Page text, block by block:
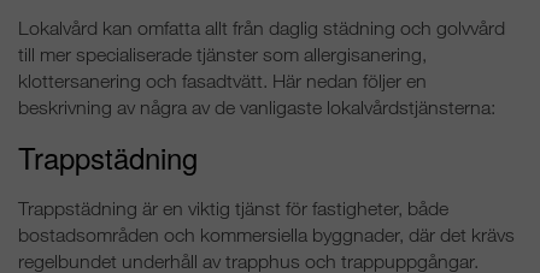
Lokalvård kan omfatta allt från daglig städning och golvvård
till mer specialiserade tjänster som allergisanering,
klottersanering och fasadtvätt. Här nedan följer en
beskrivning av några av de vanligaste lokalvårdstjänsterna:
Trappstädning
Trappstädning är en viktig tjänst för fastigheter, både
bostadsområden och kommersiella byggnader, där det krävs
regelbundet underhåll av trapphus och trappuppgångar.